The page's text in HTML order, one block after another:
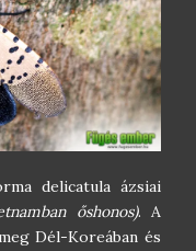
delicatula ázsiai
őshonos). A
Dél-Koreában és